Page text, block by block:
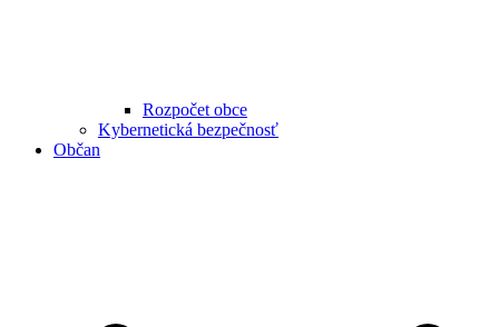
Rozpočet obce
Kybernetická bezpečnosť
Občan